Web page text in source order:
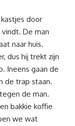
door
De man
naar huis.
dus hij trekt zijn
Ineens gaan de
de trap staan.
de man.
bakkie koffie
we wat